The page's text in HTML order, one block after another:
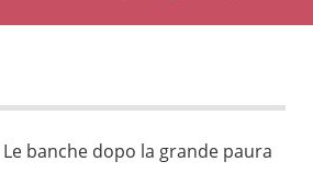
Le banche dopo la grande paura